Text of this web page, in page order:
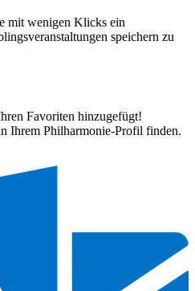
mit wenigen Klicks ein
speichern zu
Favoriten hinzugefügt!
Ihrem Philharmonie-Profil finden.